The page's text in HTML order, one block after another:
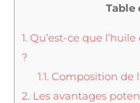
Table
1. Qu’est-ce que
?
1.1. Composition de
2. Les avantages